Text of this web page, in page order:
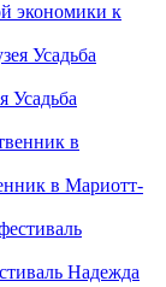
экономики к
Усадьба
в Мариотт-
Надежда